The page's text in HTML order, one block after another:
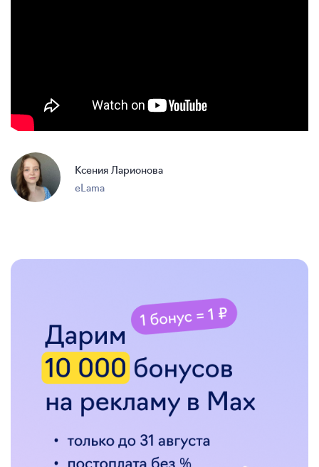
Ксения Ларионова
eLama